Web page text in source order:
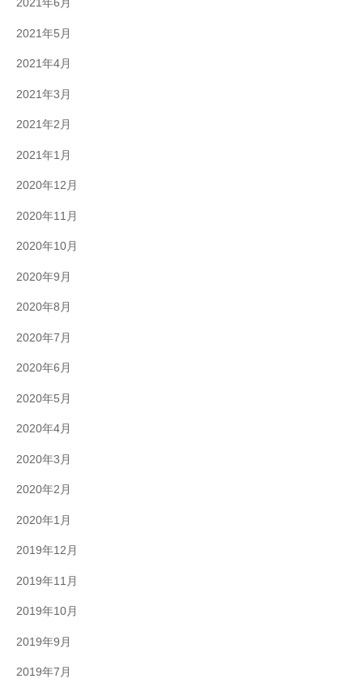
2021年6月
2021年5月
2021年4月
2021年3月
2021年2月
2021年1月
2020年12月
2020年11月
2020年10月
2020年9月
2020年8月
2020年7月
2020年6月
2020年5月
2020年4月
2020年3月
2020年2月
2020年1月
2019年12月
2019年11月
2019年10月
2019年9月
2019年7月